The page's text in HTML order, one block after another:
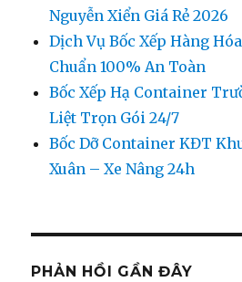
Nguyễn Xiển Giá Rẻ 2026
Dịch Vụ Bốc Xếp Hàng
Chuẩn 100% An Toàn
Bốc Xếp Hạ Container
Liệt Trọn Gói 24/7
Bốc Dỡ Container KĐT
Xuân – Xe Nâng 24h
PHẢN HỒI GẦN ĐÂY